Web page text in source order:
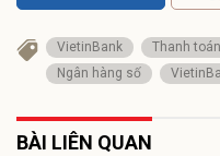
VietinBank Thanh
Ngân hàng số
BÀI LIÊN QUAN